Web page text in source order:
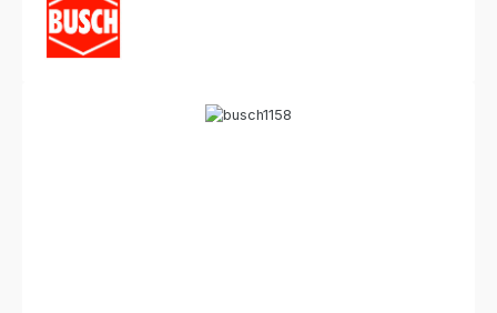
Bildergalerie überspringen